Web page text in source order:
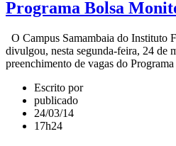
Programa Bolsa
O Campus Samambaia do Instituto
divulgou, nesta segunda-feira, 24 de
preenchimento de vagas do
Escrito por
publicado
24/03/14
17h24